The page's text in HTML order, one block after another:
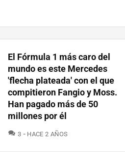
El Fórmula 1 más caro del
mundo es este Mercedes
'flecha plateada' con el que
compitieron Fangio y Moss.
Han pagado más de 50
millones por él
3 COMENTARIOS
HACE 2 AÑOS